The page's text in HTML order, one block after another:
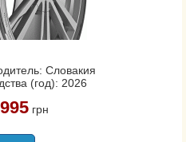
Словакия
(год): 2026
грн